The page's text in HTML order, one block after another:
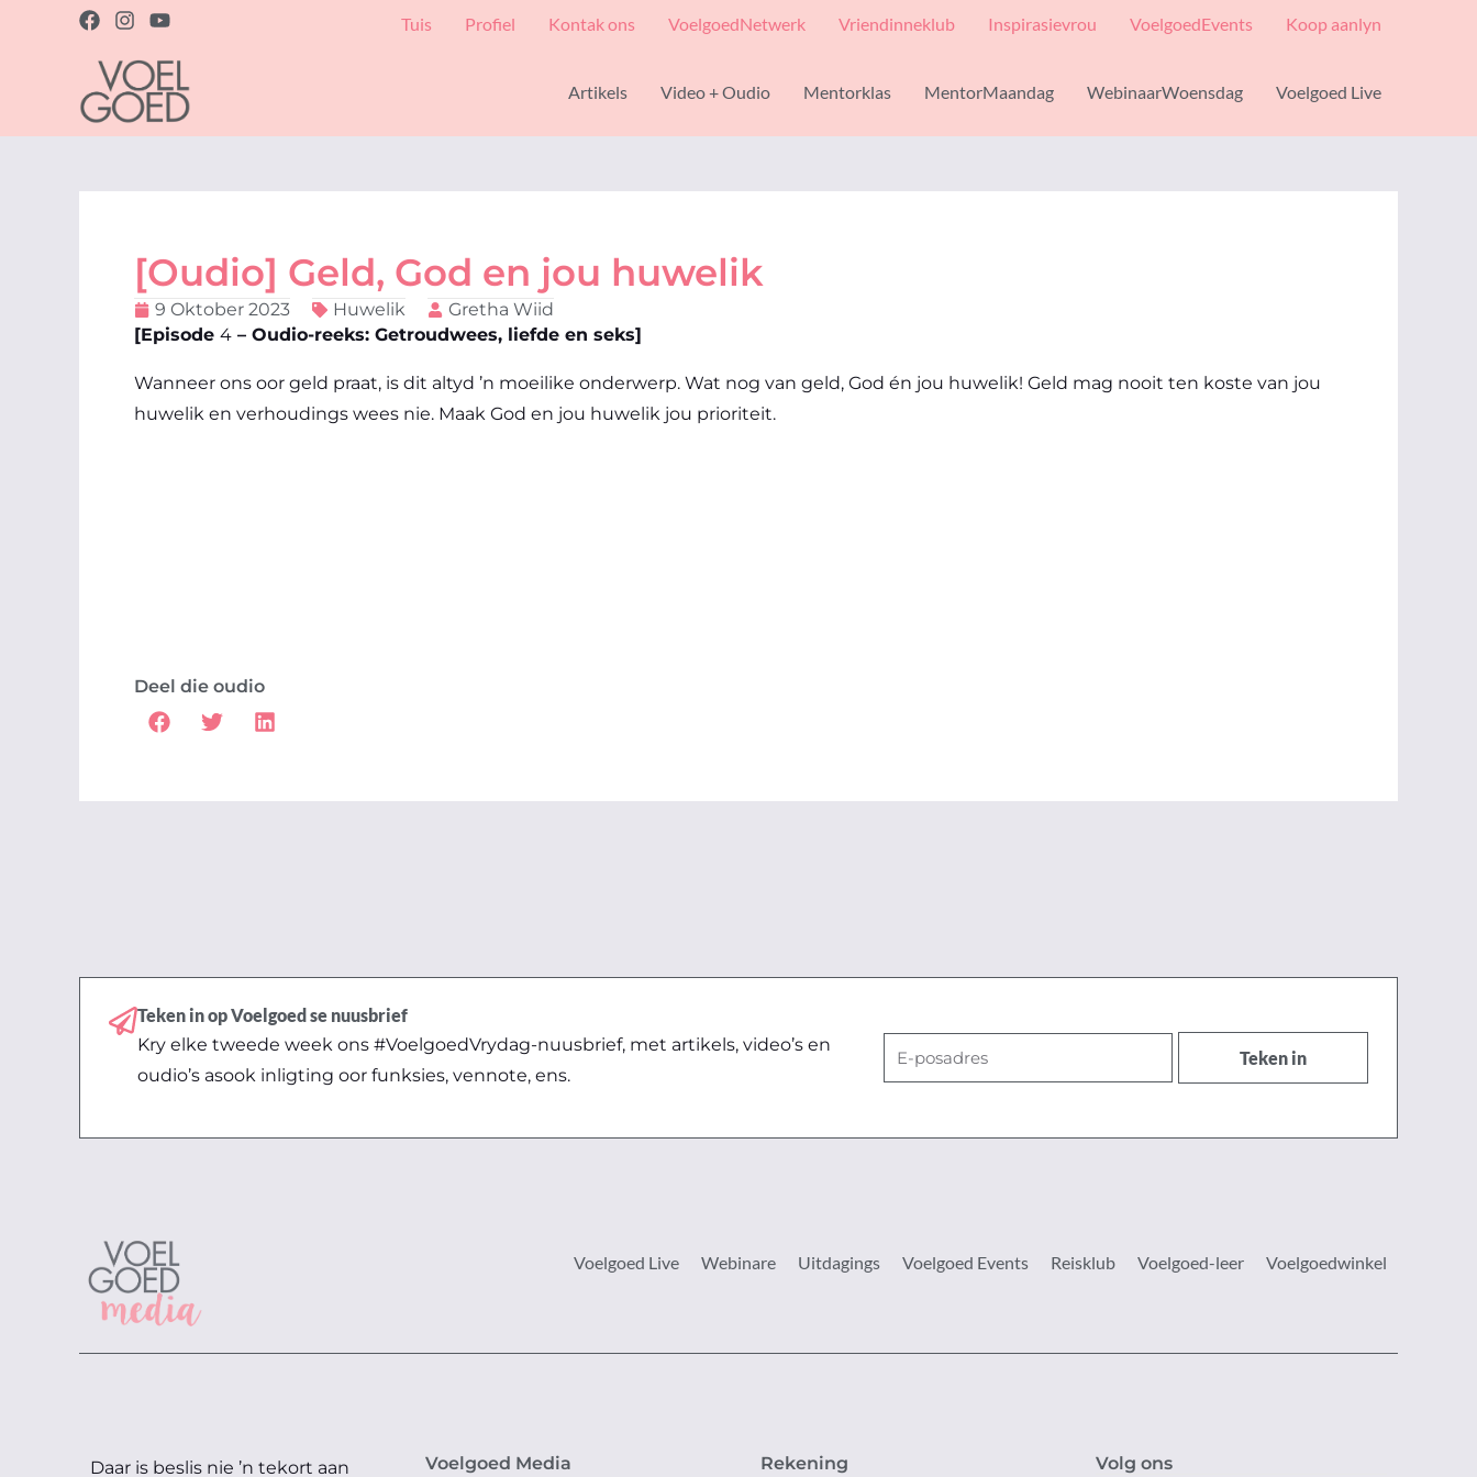
F
a
b
o
o
I
s
t
a
g
r
m
Y
u
t
u
b
e
Tuis Profiel Kontak ons VoelgoedNetwerk Vriendinneklub Inspirasievrou VoelgoedEvents Koop aanlyn
Artikels Video + Oudio Mentorklas MentorMaandag WebinaarWoensdag Voelgoed Live
[Oudio] Geld, God en jou huwelik
9 Oktober 2023 Huwelik
Gretha Wiid
[Episode 4 – Oudio-reeks: Getroudwees, liefde en seks]
Wanneer ons oor geld praat, is dit altyd ’n moeilike onderwerp. Wat nog van geld, God én jou huwelik! Geld mag nooit ten koste van jou
huwelik en verhoudings wees nie. Maak God en jou huwelik jou prioriteit.
Deel die oudio
Teken in op Voelgoed se nuusbrief
Kry elke tweede week ons #VoelgoedVrydag-nuusbrief, met artikels, video’s en
oudio’s asook inligting oor funksies, vennote, ens.
posadres
Teken in
Voelgoed Live Webinare Uitdagings Voelgoed Events Reisklub Voelgoed-leer Voelgoedwinkel
Daar is beslis nie ’n tekort aan Voelgoed Media Rekening Volg ons